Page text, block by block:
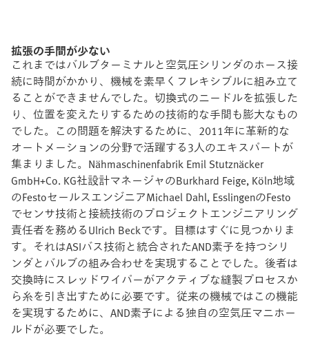
拡張の手間が少ない
これまではバルブターミナルと空気圧シリンダのホース接
続に時間がかかり、機械を素早くフレキシブルに組み立て
ることができませんでした。切換式のニードルを拡張した
り、位置を変えたりするための技術的な手間も膨大なもの
でした。この問題を解決するために、2011年に革新的な
オートメーションの分野で活躍する3人のエキスパートが
集まりました。Nähmaschinenfabrik Emil Stutznäcker
GmbH+Co. KG社設計マネージャのBurkhard Feige, Köln地域
のFestoセールスエンジニアMichael Dahl, EsslingenのFesto
でセンサ技術と接続技術のプロジェクトエンジニアリング
責任者を務めるUlrich Beckです。目標はすぐに見つかりま
す。それはASIバス技術と統合されたAND素子を持つシリ
ンダとバルブの組み合わせを実現することでした。後者は
交換時にスレッドワイパーがアクティブな縫製プロセスか
ら糸を引き出すために必要です。従来の機械ではこの機能
を実現するために、AND素子による独自の空気圧マニホー
ルドが必要でした。